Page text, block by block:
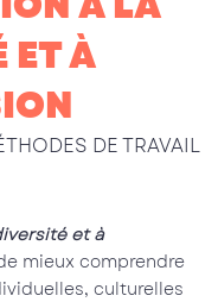
ET À
DE TRAVAIL
et à
mieux comprendre
culturelles